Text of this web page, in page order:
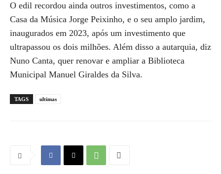
O edil recordou ainda outros investimentos, como a
Casa da Música Jorge Peixinho, e o seu amplo jardim,
inaugurados em 2023, após um investimento que
ultrapassou os dois milhões. Além disso a autarquia, diz
Nuno Canta, quer renovar e ampliar a Biblioteca
Municipal Manuel Giraldes da Silva.
TAGS ultimas